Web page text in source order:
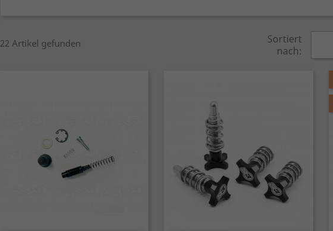
22 Artikel gefunden
Sortiert
nach: